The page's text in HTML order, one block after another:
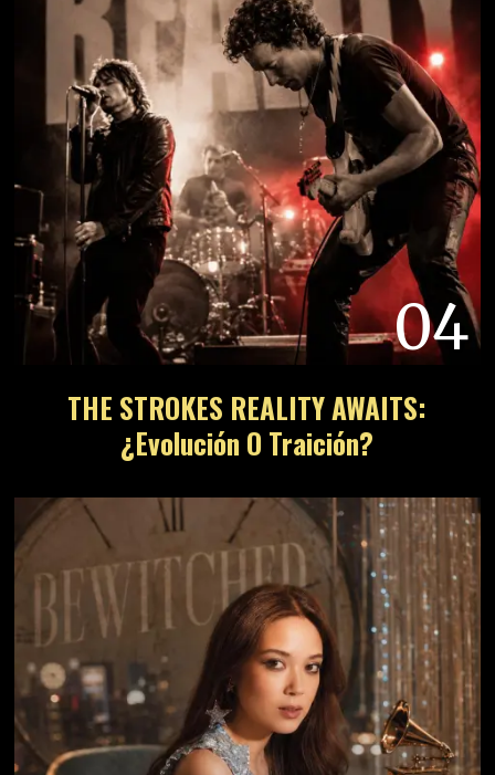
04
THE STROKES REALITY AWAITS:
¿Evolución O Traición?